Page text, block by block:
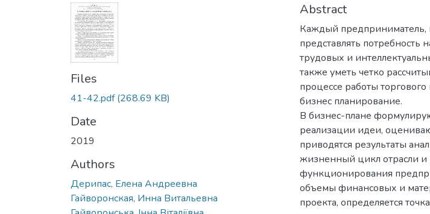
Files
41-42.pdf(268.69 KB)
Date
2019
Authors
Дерипас, Елена Андреевна
Гайворонская, Инна Витальевна
Abstract
Каждый предприниматель,
представлять
трудовых и
также уметь четко
процессе работы
бизнес планирование.
В бизнес-плане
реализации идеи,
приводятся результаты
жизненный цикл отрасли и
функционирования
объемы финансовых и
проекта, определяется